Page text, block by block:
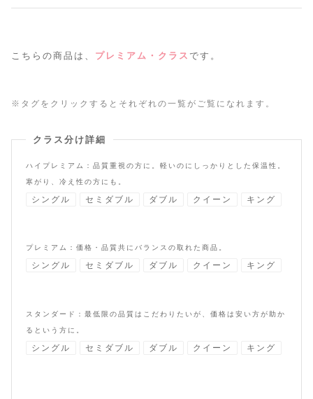
こちらの商品は、 プレミアム・クラス です。
※タグをクリックするとそれぞれの一覧がご覧になれます。
クラス分け詳細
ハイプレミアム：品質重視の方に。軽いのにしっかりとした保温性。
寒がり、冷え性の方にも。
シングル セミダブル ダブル クイーン キング
プレミアム：価格・品質共にバランスの取れた商品。
シングル セミダブル ダブル クイーン キング
スタンダード：最低限の品質はこだわりたいが、価格は安い方が助か
るという方に。
シングル セミダブル ダブル クイーン キング